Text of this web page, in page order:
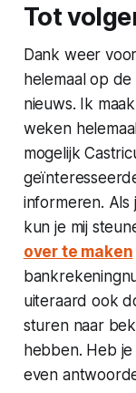
Tot
Dank weer
helemaal op
nieuws. Ik
weken
mogelijk
informeren.
kun je mij
over te maken
uiteraard ook
sturen naar
hebben. Heb
even